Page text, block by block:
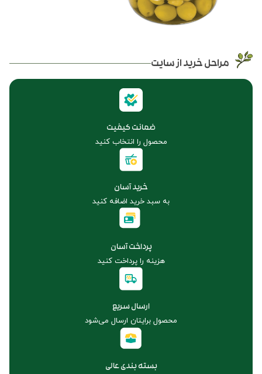
مراحل خرید از سایت
ضمانت کیفیت
محصول را انتخاب کنید
خرید آسان
به سبد خرید اضافه کنید
پرداخت آسان
هزینه را پرداخت کنید
ارسال سریع
محصول برایتان ارسال می‌شود
بسته بندی عالی